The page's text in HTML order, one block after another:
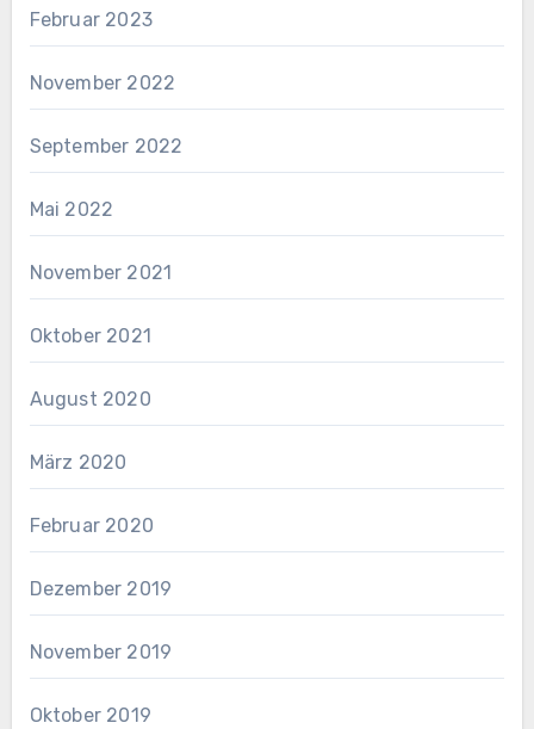
Februar 2023
November 2022
September 2022
Mai 2022
November 2021
Oktober 2021
August 2020
März 2020
Februar 2020
Dezember 2019
November 2019
Oktober 2019